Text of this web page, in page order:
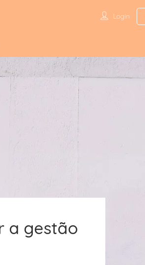
Login
a gestão